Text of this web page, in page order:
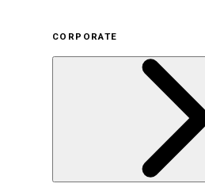
CORPORATE